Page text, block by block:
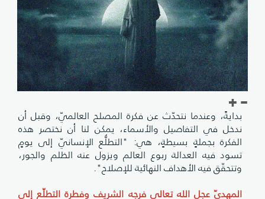
بدايةً، وعندما نتحدّث عن فكرة المصلح العالميّ، وقبل أن
ندخل في التفاصيل والأسماء، يمكن لنا أن نختصر هذه
الفكرة بجملةٍ بسيطةٍ، هي: "التطلُّع الإنسانيّ إلى يومٍ
تسود فيه العدالة ربوع العالم ويزول عنه الظلم والجور،
وتتحقّق فيه الأهداف النهائية للإصلاح".
المهديّ عجل الله تعالى فرجه الشريف وفطرة التطلّع إلى